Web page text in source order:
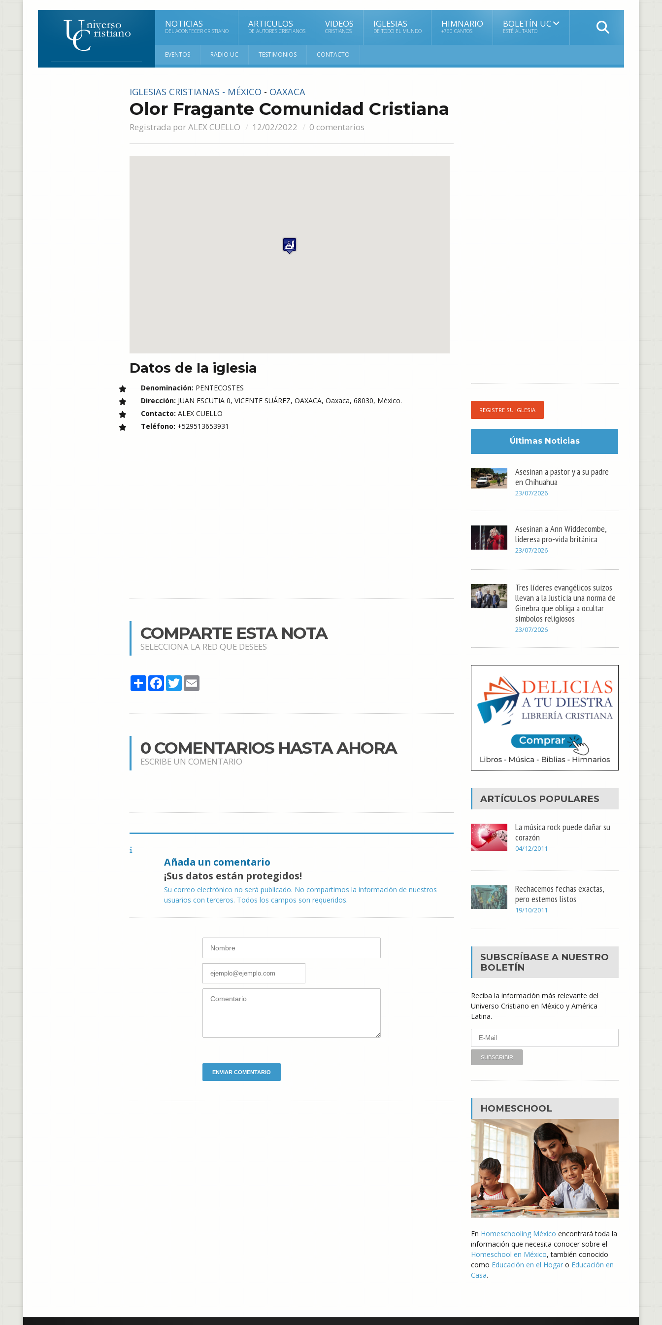
NOTICIAS
DEL ACONTECER CRISTIANO
ARTICULOS
DE AUTORES CRISTIANOS
VIDEOS
CRISTIANOS
IGLESIAS
DE TODO EL MUNDO
HIMNARIO
+760 CANTOS
BOLETÍN UC
ESTÉ AL TANTO
EVENTOS RADIO UC TESTIMONIOS CONTACTO
IGLESIAS CRISTIANAS - MÉXICO - OAXACA
Olor Fragante Comunidad Cristiana
Registrada porALEX CUELLO 12/02/2022 0 comentarios
Datos de la iglesia
Denominación: PENTECOSTES
Dirección: JUAN ESCUTIA 0, VICENTE SUÁREZ, OAXACA, Oaxaca, 68030, México.
Contacto: ALEX CUELLO
Teléfono: +529513653931
COMPARTE ESTA NOTA
SELECCIONA LA RED QUE DESEES
ShareFacebook
TwitterEmail
0 COMENTARIOS HASTA AHORA
ESCRIBE UN COMENTARIO
Añada un comentario
¡Sus datos están protegidos!
Su correo electrónico no será publicado. No compartimos la información de nuestros
usuarios con terceros. Todos los campos son requeridos.
REGISTRE SU IGLESIA
Últimas Noticias
Asesinan a pastor y a su padre
en Chihuahua
23/07/2026
Asesinan a Ann Widdecombe,
lideresa pro-vida británica
23/07/2026
Tres líderes evangélicos suizos
llevan a la Justicia una norma de
Ginebra que obliga a ocultar
símbolos religiosos
23/07/2026
ARTÍCULOS POPULARES
La música rock puede dañar su
corazón
04/12/2011
Rechacemos fechas exactas,
pero estemos listos
19/10/2011
SUBSCRÍBASE A NUESTRO
BOLETÍN
Reciba la información más relevante del
Universo Cristiano en México y América
Latina.
HOMESCHOOL
En Homeschooling México encontrará toda la
información que necesita conocer sobre el
Homeschool en México, también conocido
como Educación en el Hogar o Educación en
Casa.